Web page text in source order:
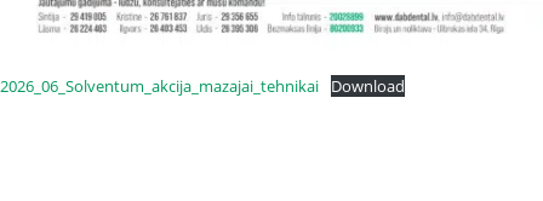
2026_06_Solventum_akcija_mazajai_tehnikai Download